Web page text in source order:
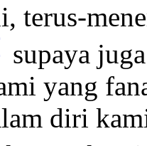
terus-
supaya
yang
diri